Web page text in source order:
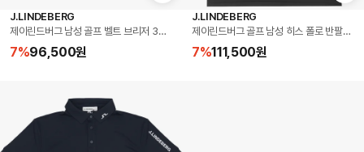
J.LINDEBERG
제이린드버그 남성 골프 벨트 브리저 35 블랙 (BUAC16993-9999)
7%96,500원
J.LINDEBERG
제이린드버그 골프 남성 히스 폴로 반팔
7%111,500원